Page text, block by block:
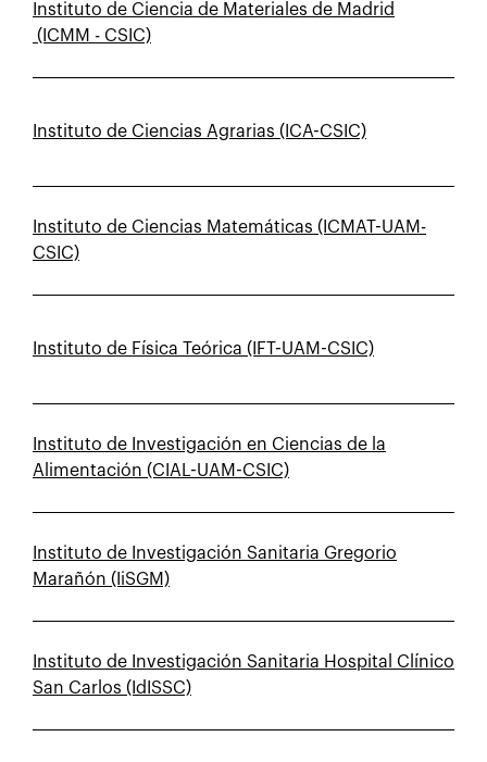
Instituto de Ciencia de Materiales de Madrid
(ICMM - CSIC)
Instituto de Ciencias Agrarias (ICA-CSIC)
Instituto de Ciencias Matemáticas (ICMAT-UAM-
CSIC)
Instituto de Física Teórica (IFT-UAM-CSIC)
Instituto de Investigación en Ciencias de la
Alimentación (CIAL-UAM-CSIC)
Instituto de Investigación Sanitaria Gregorio
Marañón (IiSGM)
Instituto de Investigación Sanitaria Hospital Clínico
San Carlos (IdISSC)